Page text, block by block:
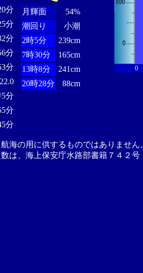
分
分
分
分
分
22.0
5分
分
分
月輝面
54%
潮回り
小潮
2時5分
239cm
7時30分
165cm
13時8分
241cm
20時28分
88cm
0
海の用に供するものではありませ
は、海上保安庁水路部書籍７４２